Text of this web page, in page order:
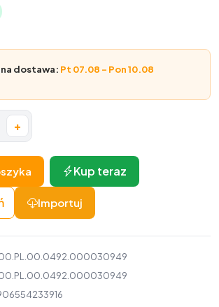
dostawa: Pt 07.08 – Pon 10.08
+
Kup teraz
Importuj